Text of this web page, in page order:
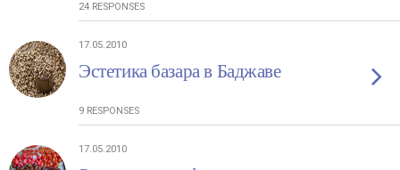
24 RESPONSES
17.05.2010
Эстетика базара в Баджаве
9 RESPONSES
17.05.2010